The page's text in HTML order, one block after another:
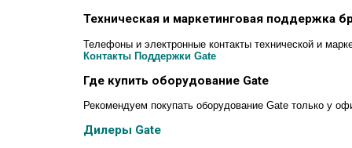
Техническая и маркетинговая поддержка
Телефоны и электронные контакты технической и
Контакты Поддержки Gate
Где купить оборудование Gate
Рекомендуем покупать оборудование Gate только у
Дилеры Gate